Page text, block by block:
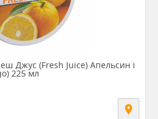
Джус (Fresh Juice) Апельсин і
225 мл